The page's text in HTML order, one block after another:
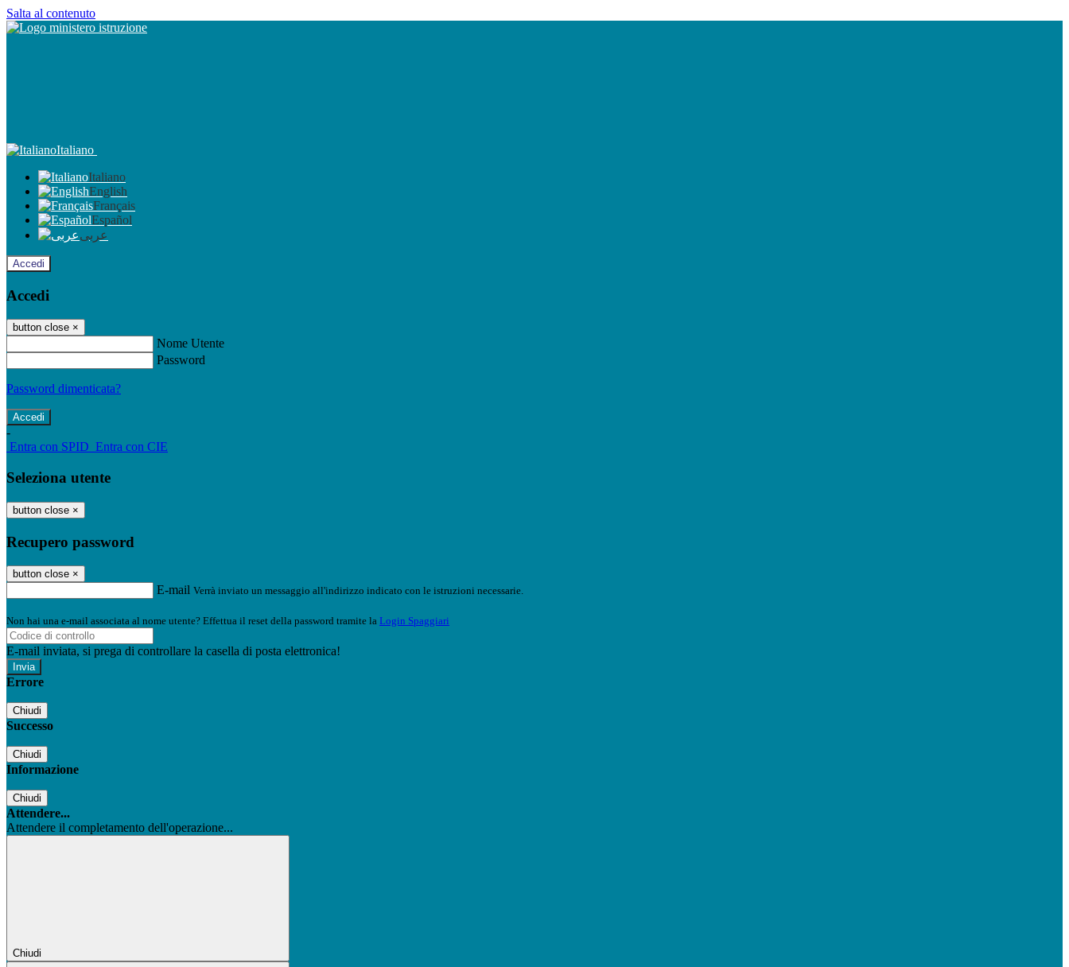
Salta al contenuto
Italiano
Italiano
English
Français
Español
عربى
Accedi
Accedi
button close ×
Nome Utente
Password
Password dimenticata?
-
Entra con SPID Entra con CIE
Seleziona utente
button close ×
Recupero password
button close ×
E-mail Verrà inviato un messaggio all'indirizzo indicato con le istruzioni necessarie.
Non hai una e-mail associata al nome utente? Effettua il reset della password tramite la Login Spaggiari
E-mail inviata, si prega di controllare la casella di posta elettronica!
Errore
Chiudi
Successo
Chiudi
Informazione
Chiudi
Attendere...
Attendere il completamento dell'operazione...
Chiudi